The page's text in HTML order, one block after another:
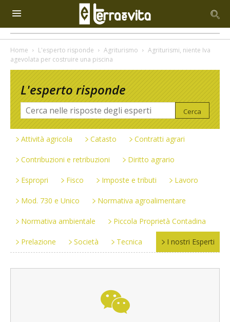
Home L'esperto risponde Agriturismo
Agriturismi, niente Iva
agevolata per costruire una piscina
L'esperto risponde
Attività agricola Catasto Contratti agrari
Contribuzioni e retribuzioni Diritto agrario
Espropri Fisco Imposte e tributi Lavoro
Mod. 730 e Unico Normativa agroalimentare
Normativa ambientale Piccola Proprietà Contadina
Prelazione Società Tecnica I nostri Esperti